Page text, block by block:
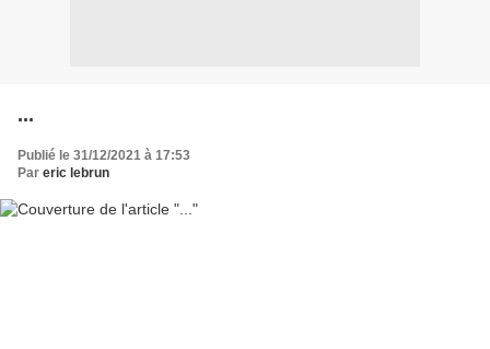
...
Publié le 31/12/2021 à 17:53
Par eric lebrun